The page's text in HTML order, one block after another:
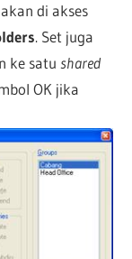
di akses
. Set juga
ke satu shared
OK jika